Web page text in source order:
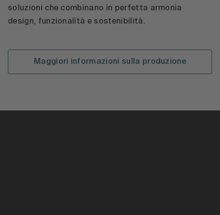
soluzioni che combinano in perfetta armonia
design, funzionalità e sostenibilità.
Maggiori informazioni sulla produzione